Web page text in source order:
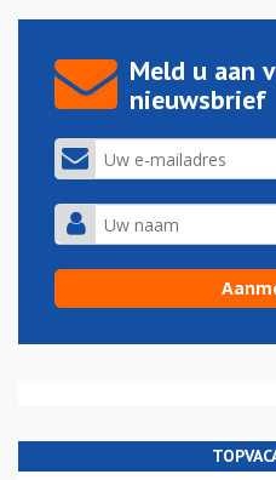
Meld u aan
nieuwsbrief